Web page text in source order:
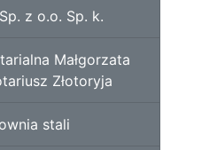
z o.o. Sp. k.
Małgorzata
Złotoryja
stali